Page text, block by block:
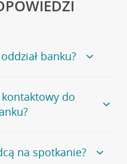
banku?
zapraszamy na
której znajduje się
do
ogólnego numeru
na spotkanie?